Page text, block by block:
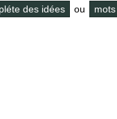
des idées ou